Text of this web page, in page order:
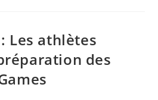
Les athlètes
des